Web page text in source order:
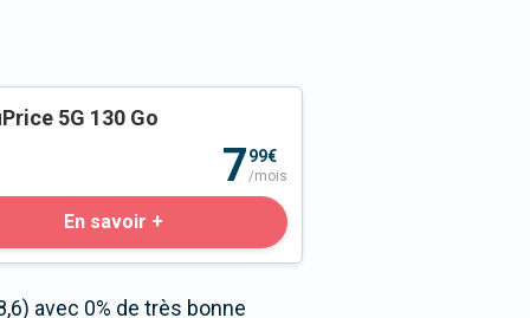
5G 130 Go
799€
/mois
En savoir +
avec 0% de très bonne